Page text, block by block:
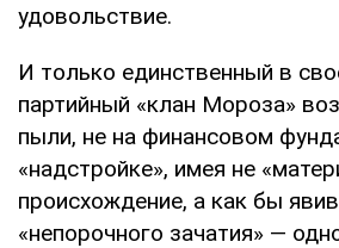
удовольствие.
И только единственный в
партийный «клан Мороза»
пыли, не на финансовом
«надстройке», имея не
происхождение, а как бы
«непорочного зачатия» —